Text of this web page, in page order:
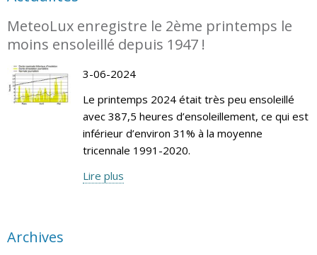
MeteoLux enregistre le 2ème printemps le
moins ensoleillé depuis 1947 !
3-06-2024
Le printemps 2024 était très peu ensoleillé
avec 387,5 heures d’ensoleillement, ce qui est
inférieur d’environ 31% à la moyenne
tricennale 1991-2020.
Lire plus
Archives